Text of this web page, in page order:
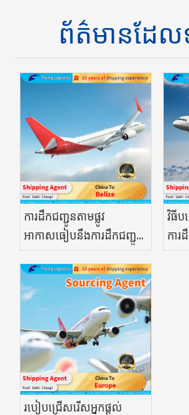
ព័ត៌មានដែល
ការដឹកជញ្ជូនតាមផ្លូវ
អាកាសធៀបនឹងការដឹកជញ្ជូន
ជាងសម្រាប់ឱសថ?
វិធីប
ការ
របៀបជ្រើសរើសអ្នកផ្តល់